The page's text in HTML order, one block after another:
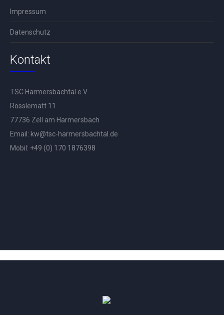
Impressum
Datenschutz
Kontakt
TSC Harmersbachtal e.V.
Rösslematt 11
77736 Zell am Harmersbach
Email: kw@tsc-harmersbachtal.de
Mobil: +49 (0) 170 1876398